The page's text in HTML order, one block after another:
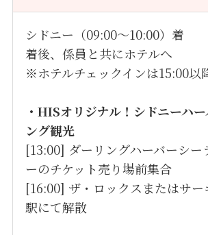
シドニー（09:00～10:00）着
着後、係員と共にホテルへ
※ホテルチェックインは15:00以
・HISオリジナル！シドニーハ
ング観光
[13:00] ダーリングハーバーシー
ーのチケット売り場前集合
[16:00] ザ・ロックスまたはサー
駅にて解散